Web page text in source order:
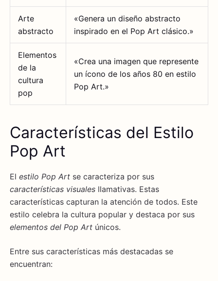
Arte
abstracto
«Genera un diseño abstracto
inspirado en el Pop Art clásico.»
Elementos
de la
cultura
pop
«Crea una imagen que represente
un ícono de los años 80 en estilo
Pop Art.»
Características del Estilo
Pop Art
El estilo Pop Art se caracteriza por sus
características visuales llamativas. Estas
características capturan la atención de todos. Este
estilo celebra la cultura popular y destaca por sus
elementos del Pop Art únicos.
Entre sus características más destacadas se
encuentran: